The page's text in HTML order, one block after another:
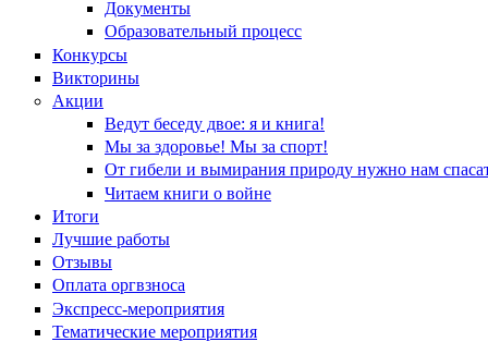
Документы
Образовательный процесс
Конкурсы
Викторины
Акции
Ведут беседу двое: я и книга!
Мы за здоровье! Мы за спорт!
От гибели и вымирания природу нужно нам
Читаем книги о войне
Итоги
Лучшие работы
Отзывы
Оплата оргвзноса
Экспресс-мероприятия
Тематические мероприятия